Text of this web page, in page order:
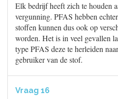
Elk bedrijf heeft zich te houden
vergunning. PFAS hebben
stoffen kunnen dus ook op
worden. Het is in veel gevallen
type PFAS deze te herleiden
gebruiker van de stof.
Vraag 16